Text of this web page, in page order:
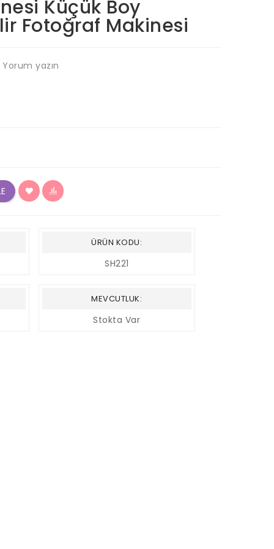
Küçük Boy
Fotoğraf Makinesi
Yorum yazın
ÜRÜN KODU:
SH221
MEVCUTLUK:
Stokta Var